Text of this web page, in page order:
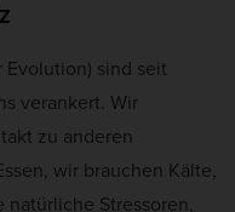
Evolution) sind seit
verankert. Wir
zu anderen
wir brauchen Kälte,
Stressoren,